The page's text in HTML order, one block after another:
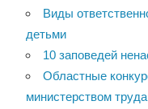
Виды
детьми
10 заповедей
Областные
министерством